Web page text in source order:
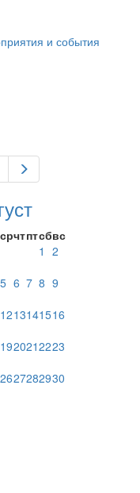
и события
Предыдущий
срчтптсбвс
1 2
5 6 7 8 9
1213141516
1920212223
2627282930